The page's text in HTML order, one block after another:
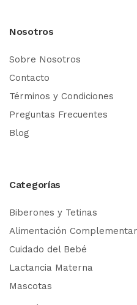
Nosotros
Sobre Nosotros
Contacto
Términos y Condiciones
Preguntas Frecuentes
Blog
Categorías
Biberones y Tetinas
Alimentación
Cuidado del Bebé
Lactancia Materna
Mascotas